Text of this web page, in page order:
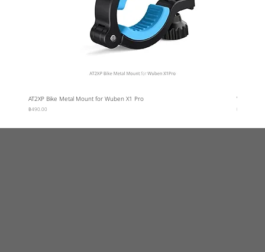
AT2XP Bike Metal Mount for Wuben X1 Pro
ราคา
฿490.00
Wuben
ราคา
฿95.00